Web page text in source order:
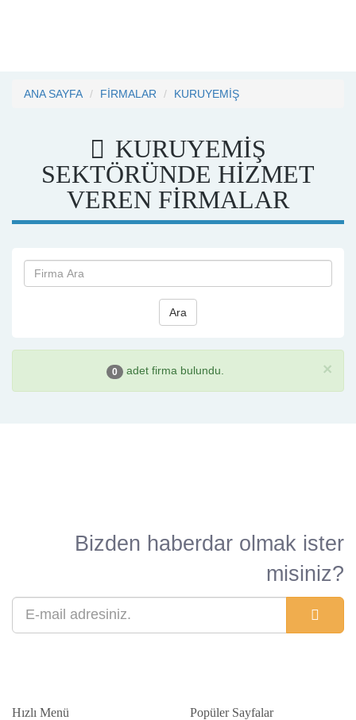
ANA SAYFA FİRMALAR KURUYEMİŞ
KURUYEMİŞ
SEKTÖRÜNDE HİZMET
VEREN FİRMALAR
Ara
×
0 adet firma bulundu.
Bizden haberdar olmak ister
misiniz?
Hızlı Menü Popüler Sayfalar